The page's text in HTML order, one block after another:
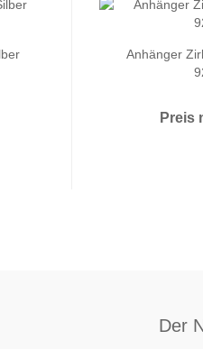
Anhänger
Preis
Der